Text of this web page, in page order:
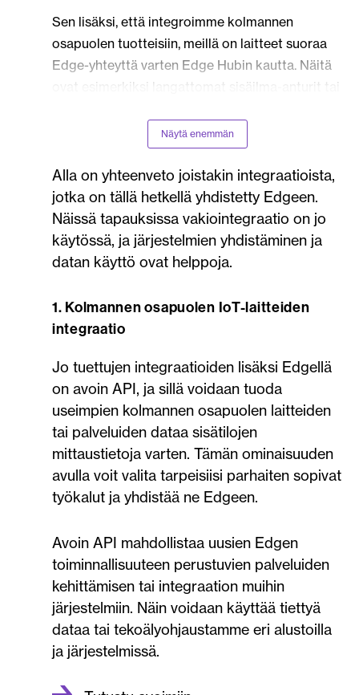
Sen lisäksi, että integroimme kolmannen
osapuolen tuotteisiin, meillä on laitteet suoraa
Edge-yhteyttä varten Edge Hubin kautta. Näitä
ovat esimerkiksi langattomat sisäilma-anturit tai
Näytä enemmän
Alla on yhteenveto joistakin integraatioista,
jotka on tällä hetkellä yhdistetty Edgeen.
Näissä tapauksissa vakiointegraatio on jo
käytössä, ja järjestelmien yhdistäminen ja
datan käyttö ovat helppoja.
1. Kolmannen osapuolen IoT-laitteiden
integraatio
Jo tuettujen integraatioiden lisäksi Edgellä
on avoin API, ja sillä voidaan tuoda
useimpien kolmannen osapuolen laitteiden
tai palveluiden dataa sisätilojen
mittaustietoja varten. Tämän ominaisuuden
avulla voit valita tarpeisiisi parhaiten sopivat
työkalut ja yhdistää ne Edgeen.
Avoin API mahdollistaa uusien Edgen
toiminnallisuuteen perustuvien palveluiden
kehittämisen tai integraation muihin
järjestelmiin. Näin voidaan käyttää tiettyä
dataa tai tekoälyohjaustamme eri alustoilla
ja järjestelmissä.